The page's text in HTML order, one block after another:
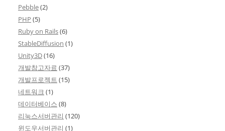
Pebble(2)
PHP (5)
Ruby on Rails(6)
StableDiffusion (1)
Unity3D(16)
개발참고자료 (37)
개발프로젝트 (15)
네트워크 (1)
데이터베이스 (8)
리눅스서버관리 (120)
윈도우서버관리 (1)